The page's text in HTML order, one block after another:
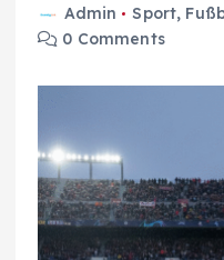
Admin Sport,
0 Comments